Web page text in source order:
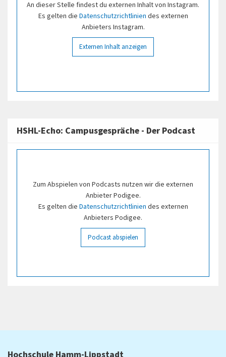
An dieser Stelle findest du externen Inhalt von Instagram.
Es gelten die Datenschutzrichtlinien des externen
Anbieters Instagram.
Externen Inhalt anzeigen
HSHL-Echo: Campusgespräche - Der Podcast
Zum Abspielen von Podcasts nutzen wir die externen
Anbieter Podigee.
Es gelten die Datenschutzrichtlinien des externen
Anbieters Podigee.
Podcast abspielen